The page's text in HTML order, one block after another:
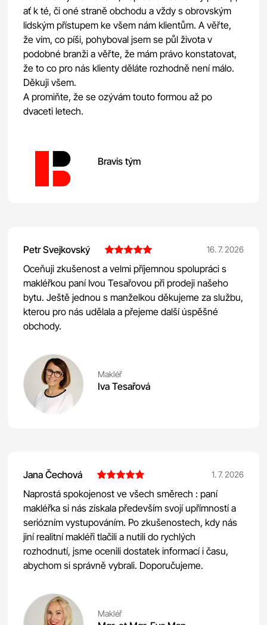
ať k té, či oné straně obchodu a vždy s obrovským
lidským přístupem ke všem nám klientům. A věřte,
že vím, co píši, pohyboval jsem se půl života v
podobné branži a věřte, že mám právo konstatovat,
že to co pro nás klienty děláte rozhodně není málo.
Děkuji všem.
A promiňte, že se ozývám touto formou až po
dvaceti letech.
Bravis tým
Petr Svejkovský 16. 7. 2026
Oceňuji zkušenost a velmi příjemnou spolupráci s
makléřkou paní Ivou Tesařovou při prodeji našeho
bytu. Ještě jednou s manželkou děkujeme za službu,
kterou pro nás udělala a přejeme další úspěšné
obchody.
Makléř
Iva Tesařová
Jana Čechová 1. 7. 2026
Naprostá spokojenost ve všech směrech : paní
makléřka si nás získala především svojí upřímností a
seriózním vystupováním. Po zkušenostech, kdy nás
jiní realitní makléři tlačili a nutili do rychlých
rozhodnutí, jsme ocenili dostatek informací i času,
abychom si správně vybrali. Doporučujeme.
Makléř